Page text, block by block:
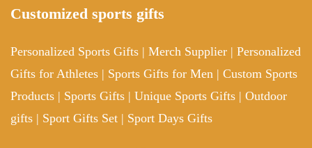
Customized sports gifts
Personalized Sports Gifts | Merch Supplier | Personalized
Gifts for Athletes | Sports Gifts for Men | Custom Sports
Products | Sports Gifts | Unique Sports Gifts | Outdoor
gifts | Sport Gifts Set | Sport Days Gifts